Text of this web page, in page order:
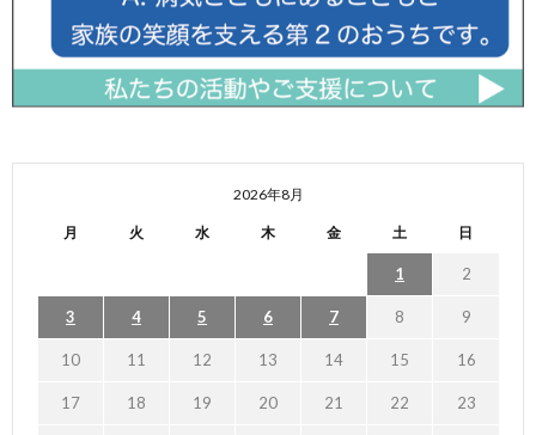
2026年8月
月 火 水 木 金 土 日
1 2
3 4 5 6 7 8 9
10 11 12 13 14 15 16
17 18 19 20 21 22 23